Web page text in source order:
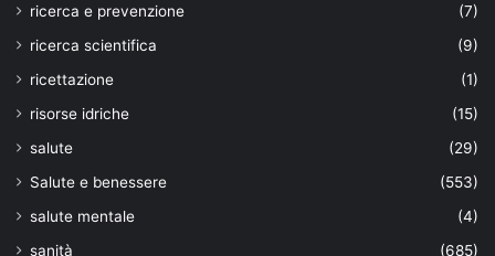
ricerca e prevenzione
(7)
ricerca scientifica
(9)
ricettazione
(1)
risorse idriche
(15)
salute
(29)
Salute e benessere
(553)
salute mentale
(4)
sanità
(685)